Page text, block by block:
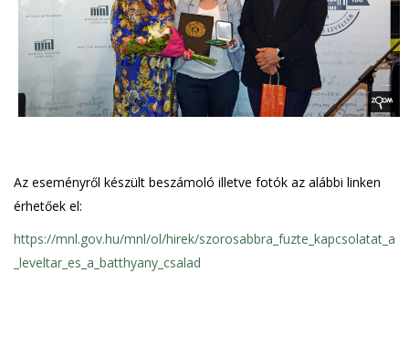
Az eseményről készült beszámoló illetve fotók az alábbi linken
érhetőek el:
https://mnl.gov.hu/mnl/ol/hirek/szorosabbra_fuzte_kapcsolatat_a
_leveltar_es_a_batthyany_csalad